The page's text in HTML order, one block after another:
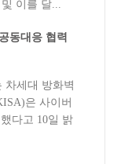
이를 달...
동대응 협력
차세대 방화벽
은 사이버
다고 10일 밝